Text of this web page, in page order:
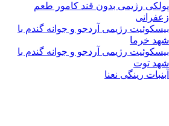
پولکی رژیمی بدون قند کامور طعم
زعفرانی
بيسکوئيت رژیمی آردجو و جوانه گندم با
شهد خرما
بيسکوئيت رژیمی آردجو و جوانه گندم با
شهد توت
آبنبات رینگی نعنا